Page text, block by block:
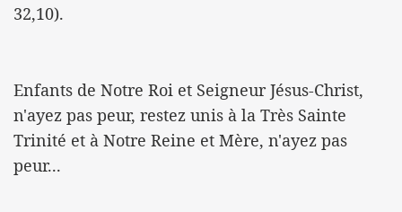
32,10).
Enfants de Notre Roi et Seigneur Jésus-Christ,
n'ayez pas peur, restez unis à la Très Sainte
Trinité et à Notre Reine et Mère, n'ayez pas
peur...